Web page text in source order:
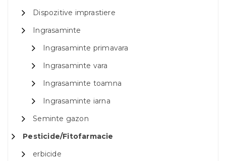
Dispozitive imprastiere
Ingrasaminte
Ingrasaminte primavara
Ingrasaminte vara
Ingrasaminte toamna
Ingrasaminte iarna
Seminte gazon
Pesticide/Fitofarmacie
erbicide